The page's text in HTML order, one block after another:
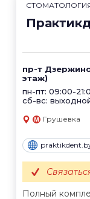
пр-т
этаж)
пн-пт: 09:00-
сб-вс:
Грушевка
Полный